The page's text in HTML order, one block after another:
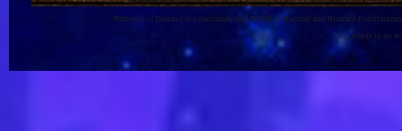
Warlords of Draenor is a trademark, and World of Warcraft and Blizzard
This site is in no